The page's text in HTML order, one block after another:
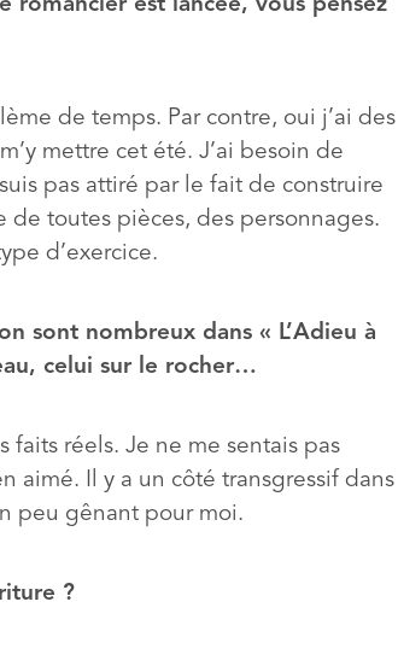
est lancée, vous pensez
de temps. Par contre, oui j’ai des
mettre cet été. J’ai besoin de
pas attiré par le fait de construire
toutes pièces, des personnages.
d’exercice.
sont nombreux dans « L’Adieu à
celui sur le rocher…
faits réels. Je ne me sentais pas
aimé. Il y a un côté transgressif dans
peu gênant pour moi.
?